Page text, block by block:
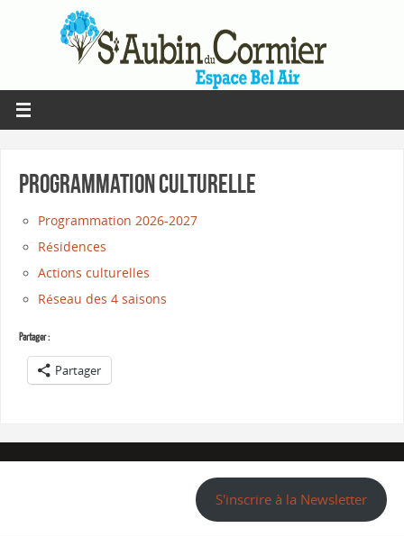
Programmation Culturelle
Programmation 2026-2027
Résidences
Actions culturelles
Réseau des 4 saisons
Partager :
Partager
S'inscrire à la Newsletter